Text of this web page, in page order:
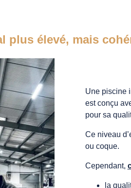
plus élevé, mais
Une piscine
est conçu
pour sa
Ce niveau
ou coque.
Cependant,
la